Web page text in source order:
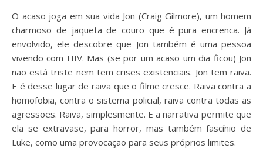
O acaso joga em sua vida Jon (Craig Gilmore), um homem
charmoso de jaqueta de couro que é pura encrenca. Já
envolvido, ele descobre que Jon também é uma pessoa
vivendo com HIV. Mas (se por um acaso um dia ficou) Jon
não está triste nem tem crises existenciais. Jon tem raiva.
E é desse lugar de raiva que o filme cresce. Raiva contra a
homofobia, contra o sistema policial, raiva contra todas as
agressões. Raiva, simplesmente. E a narrativa permite que
ela se extravase, para horror, mas também fascínio de
Luke, como uma provocação para seus próprios limites.